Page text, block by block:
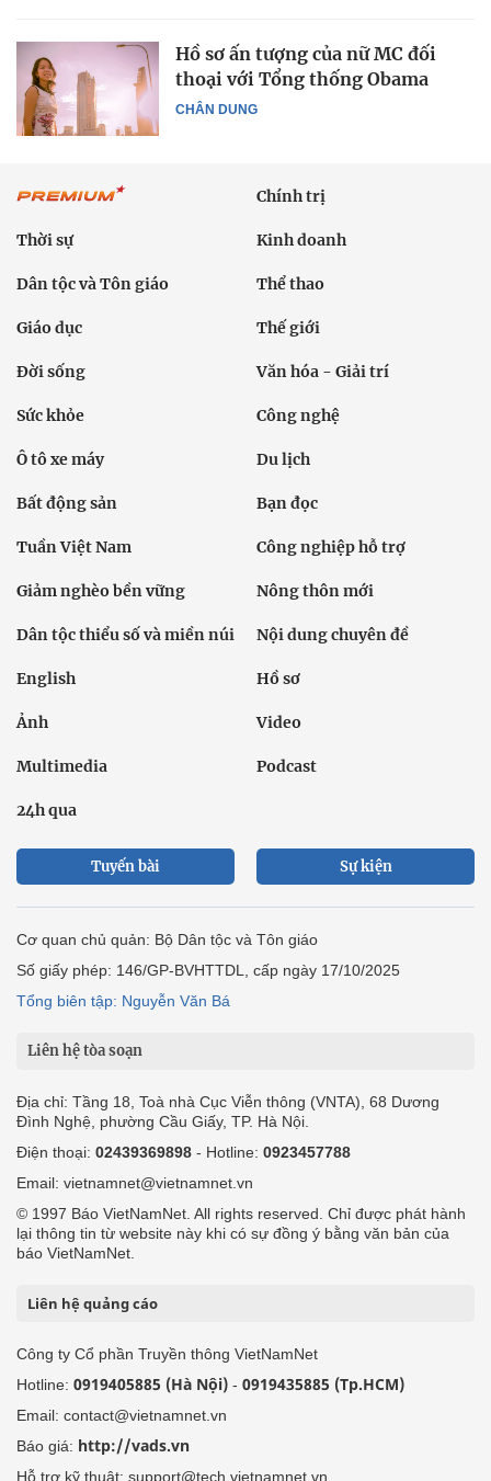
CHÂN DUNG
Hồ sơ ấn tượng của nữ MC đối
thoại với Tổng thống Obama
Chính trị
Thời sự Kinh doanh
Dân tộc và Tôn giáo Thể thao
Giáo dục Thế giới
Đời sống Văn hóa - Giải trí
Sức khỏe Công nghệ
Ô tô xe máy Du lịch
Bất động sản Bạn đọc
Tuần Việt Nam Công nghiệp hỗ trợ
Giảm nghèo bền vững Nông thôn mới
Dân tộc thiểu số và miền núi Nội dung chuyên đề
English Hồ sơ
Ảnh Video
Multimedia Podcast
24h qua
Tuyến bài Sự kiện
Cơ quan chủ quản: Bộ Dân tộc và Tôn giáo
Số giấy phép: 146/GP-BVHTTDL, cấp ngày 17/10/2025
Tổng biên tập: Nguyễn Văn Bá
Liên hệ tòa soạn
Địa chỉ: Tầng 18, Toà nhà Cục Viễn thông (VNTA), 68 Dương
Đình Nghệ, phường Cầu Giấy, TP. Hà Nội.
Điện thoại: 02439369898 - Hotline: 0923457788
Email: vietnamnet@vietnamnet.vn
© 1997 Báo VietNamNet. All rights reserved. Chỉ được phát hành
lại thông tin từ website này khi có sự đồng ý bằng văn bản của
báo VietNamNet.
Liên hệ quảng cáo
Công ty Cổ phần Truyền thông VietNamNet
Hotline: 0919405885 (Hà Nội) - 0919435885 (Tp.HCM)
Email: contact@vietnamnet.vn
Báo giá: http://vads.vn
Hỗ trợ kỹ thuật: support@tech.vietnamnet.vn